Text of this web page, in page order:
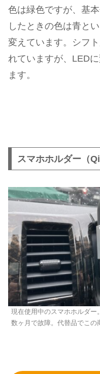
色は緑色ですが、基
したときの色は青と
変えています。シフ
れていますが、LED
ます。
スマホホルダー（Qi
現在使用中のスマホホルダー
数ヶ月で故障。代替品でこの